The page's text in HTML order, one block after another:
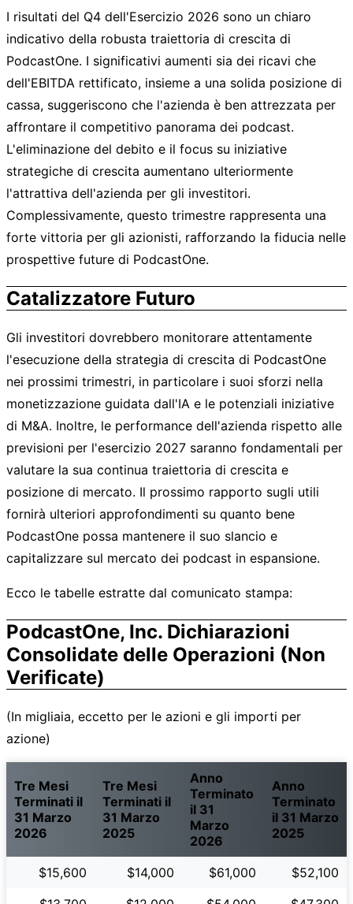
I risultati del Q4 dell'Esercizio 2026 sono un chiaro
indicativo della robusta traiettoria di crescita di
PodcastOne. I significativi aumenti sia dei ricavi che
dell'EBITDA rettificato, insieme a una solida posizione di
cassa, suggeriscono che l'azienda è ben attrezzata per
affrontare il competitivo panorama dei podcast.
L'eliminazione del debito e il focus su iniziative
strategiche di crescita aumentano ulteriormente
l'attrattiva dell'azienda per gli investitori.
Complessivamente, questo trimestre rappresenta una
forte vittoria per gli azionisti, rafforzando la fiducia nelle
prospettive future di PodcastOne.
Catalizzatore Futuro
Gli investitori dovrebbero monitorare attentamente
l'esecuzione della strategia di crescita di PodcastOne
nei prossimi trimestri, in particolare i suoi sforzi nella
monetizzazione guidata dall'IA e le potenziali iniziative
di M&A. Inoltre, le performance dell'azienda rispetto alle
previsioni per l'esercizio 2027 saranno fondamentali per
valutare la sua continua traiettoria di crescita e
posizione di mercato. Il prossimo rapporto sugli utili
fornirà ulteriori approfondimenti su quanto bene
PodcastOne possa mantenere il suo slancio e
capitalizzare sul mercato dei podcast in espansione.
Ecco le tabelle estratte dal comunicato stampa:
PodcastOne, Inc. Dichiarazioni
Consolidate delle Operazioni (Non
Verificate)
(In migliaia, eccetto per le azioni e gli importi per
azione)
Tre Mesi
Terminati il
31 Marzo
2026
Tre Mesi
Terminati il
31 Marzo
2025
Anno
Terminato
il 31
Marzo
2026
Anno
Terminato
il 31 Marzo
2025
$15,600 $14,000 $61,000
$52,100